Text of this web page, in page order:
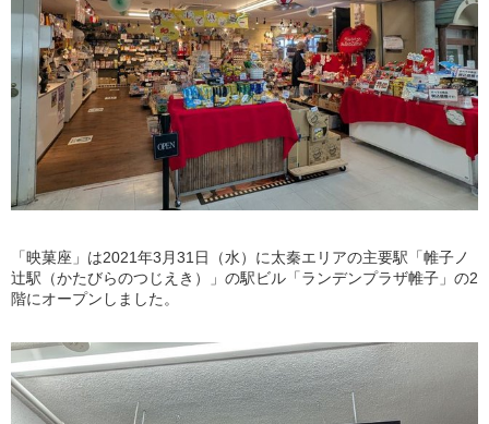
「映菓座」は2021年3月31日（水）に太秦エリアの主要駅「帷子ノ
辻駅（かたびらのつじえき）」の駅ビル「ランデンプラザ帷子」の2
階にオープンしました。